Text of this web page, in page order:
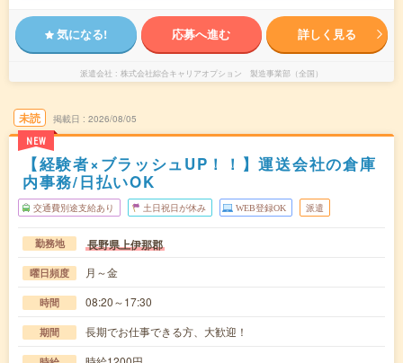
気になる! 応募へ進む 詳しく見る
派遣会社 株式会社綜合キャリアオプション 製造事業部（全国）
未読
NEW
掲載日 2026/08/05
【経験者×ブラッシュUP！！】運送会社の倉庫
内事務/日払いOK
交通費別途支給あり 土日祝日が休み WEB登録OK 派遣
勤務地 長野県上伊那郡
曜日頻度 月～金
時間 08:20～17:30
期間 長期でお仕事できる方、大歓迎！